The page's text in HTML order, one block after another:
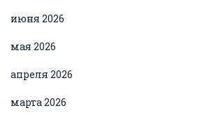
июня 2026
мая 2026
апреля 2026
марта 2026